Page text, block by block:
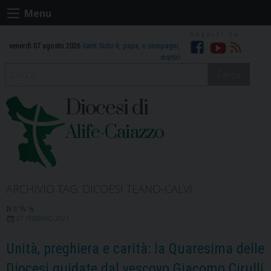
Skip
to
Menu
venerdì 07 agosto 2026 Santi Sisto II, papa, e compagni,
martiri
Facebook
Youtube
RSS
Diocesi di
Alife-Caiazzo
21 FEBBRAIO 2023
Unità, preghiera e carità: la Quaresima delle